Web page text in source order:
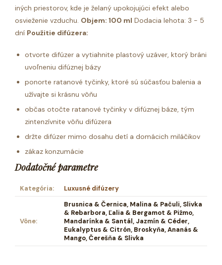
iných priestorov, kde je želaný upokojujúci efekt alebo
osvieženie vzduchu. Objem: 100 ml Dodacia lehota: 3 - 5
dní Použitie difúzera:
otvorte difúzer a vytiahnite plastový uzáver, ktorý bráni
uvoľneniu difúznej bázy
ponorte ratanové tyčinky, ktoré sú súčasťou balenia a
užívajte si krásnu vôňu
občas otočte ratanové tyčinky v difúznej báze, tým
zintenzívnite vôňu difúzera
držte difúzer mimo dosahu detí a domácich miláčikov
zákaz konzumácie
Dodatočné parametre
Kategória: Luxusné difúzery
Vône:
Brusnica & Černica, Malina & Pačuli, Slivka
& Rebarbora, Ľalia & Bergamot & Pižmo,
Mandarínka & Santál, Jazmín & Céder,
Eukalyptus & Citrón, Broskyňa, Ananás &
Mango, Čerešňa & Slivka